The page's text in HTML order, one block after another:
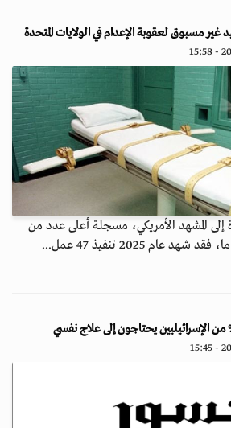
إلى المشهد الأمريكي، مسجلة أعلى عدد من